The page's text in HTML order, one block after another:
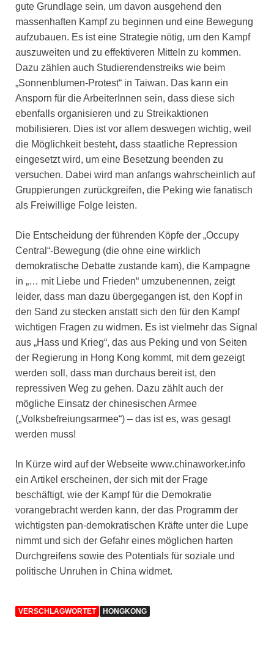
gute Grundlage sein, um davon ausgehend den
massenhaften Kampf zu beginnen und eine Bewegung
aufzubauen. Es ist eine Strategie nötig, um den Kampf
auszuweiten und zu effektiveren Mitteln zu kommen.
Dazu zählen auch Studierendenstreiks wie beim
„Sonnenblumen-Protest“ in Taiwan. Das kann ein
Ansporn für die ArbeiterInnen sein, dass diese sich
ebenfalls organisieren und zu Streikaktionen
mobilisieren. Dies ist vor allem deswegen wichtig, weil
die Möglichkeit besteht, dass staatliche Repression
eingesetzt wird, um eine Besetzung beenden zu
versuchen. Dabei wird man anfangs wahrscheinlich auf
Gruppierungen zurückgreifen, die Peking wie fanatisch
als Freiwillige Folge leisten.
Die Entscheidung der führenden Köpfe der „Occupy
Central“-Bewegung (die ohne eine wirklich
demokratische Debatte zustande kam), die Kampagne
in „… mit Liebe und Frieden“ umzubenennen, zeigt
leider, dass man dazu übergegangen ist, den Kopf in
den Sand zu stecken anstatt sich den für den Kampf
wichtigen Fragen zu widmen. Es ist vielmehr das Signal
aus „Hass und Krieg“, das aus Peking und von Seiten
der Regierung in Hong Kong kommt, mit dem gezeigt
werden soll, dass man durchaus bereit ist, den
repressiven Weg zu gehen. Dazu zählt auch der
mögliche Einsatz der chinesischen Armee
(„Volksbefreiungsarmee“) – das ist es, was gesagt
werden muss!
In Kürze wird auf der Webseite www.chinaworker.info
ein Artikel erscheinen, der sich mit der Frage
beschäftigt, wie der Kampf für die Demokratie
vorangebracht werden kann, der das Programm der
wichtigsten pan-demokratischen Kräfte unter die Lupe
nimmt und sich der Gefahr eines möglichen harten
Durchgreifens sowie des Potentials für soziale und
politische Unruhen in China widmet.
VERSCHLAGWORTET HONGKONG